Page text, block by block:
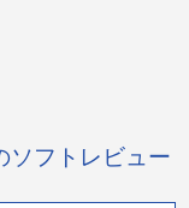
ソフトレビュー